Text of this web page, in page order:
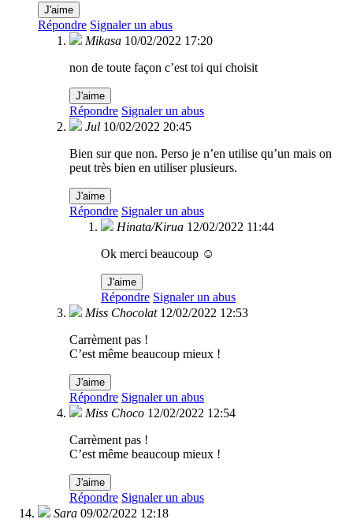
J'aime
Répondre Signaler un abus
Mikasa 10/02/2022 17:20
non de toute façon c’est toi qui choisit
J'aime
Répondre Signaler un abus
Jul 10/02/2022 20:45
Bien sur que non. Perso je n’en utilise qu’un mais on
peut très bien en utiliser plusieurs.
J'aime
Répondre Signaler un abus
Hinata/Kirua 12/02/2022 11:44
Ok merci beaucoup ☺️
J'aime
Répondre Signaler un abus
Miss Chocolat 12/02/2022 12:53
Carrèment pas !
C’est même beaucoup mieux !
J'aime
Répondre Signaler un abus
Miss Choco 12/02/2022 12:54
Carrèment pas !
C’est même beaucoup mieux !
J'aime
Répondre Signaler un abus
Sara 09/02/2022 12:18